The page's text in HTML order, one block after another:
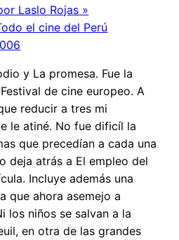
Laslo Rojas »
el cine del Perú
y La promesa. Fue la
de cine europeo. A
reducir a tres mi
le atiné. No fue dificíl la
que precedían a cada una
deja atrás a El empleo del
Incluye además una
que ahora asemejo a
los niños se salvan a la
en otra de las grandes